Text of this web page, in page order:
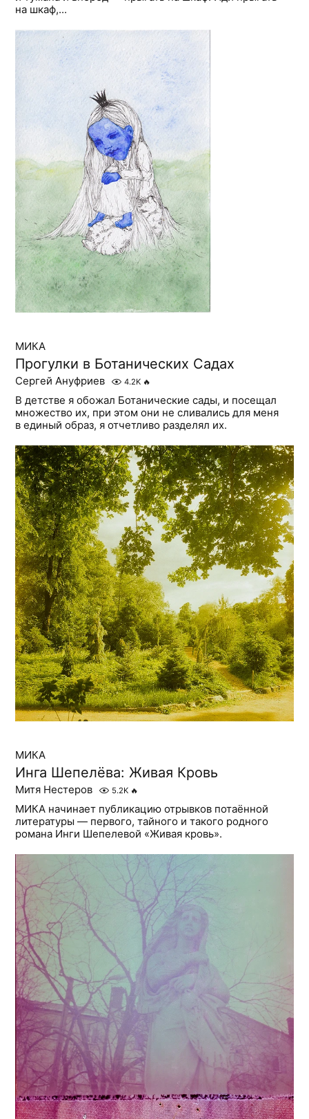
на шкаф,...
МИКА
Прогулки в Ботанических Садах
Сергей Ануфриев 4.2K 🔥
В детстве я обожал Ботанические сады, и посещал
множество их, при этом они не сливались для меня
в единый образ, я отчетливо разделял их.
МИКА
Инга Шепелёва: Живая Кровь
Митя Нестеров 5.2K 🔥
МИКА начинает публикацию отрывков потаённой
литературы — первого, тайного и такого родного
романа Инги Шепелевой «Живая кровь».